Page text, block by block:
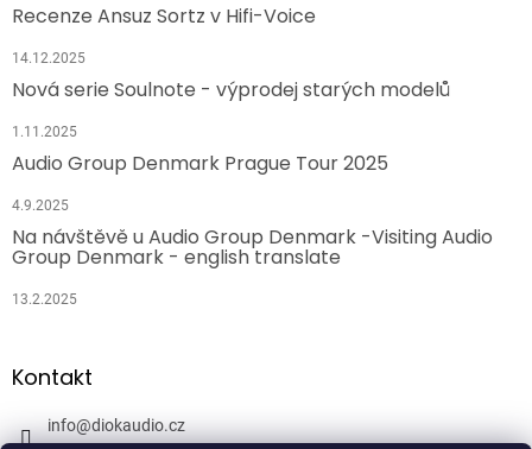
Recenze Ansuz Sortz v Hifi-Voice
14.12.2025
Nová serie Soulnote - výprodej starých modelů
1.11.2025
Audio Group Denmark Prague Tour 2025
4.9.2025
Na návštěvě u Audio Group Denmark -Visiting Audio
Group Denmark - english translate
13.2.2025
Kontakt
info@diokaudio.cz